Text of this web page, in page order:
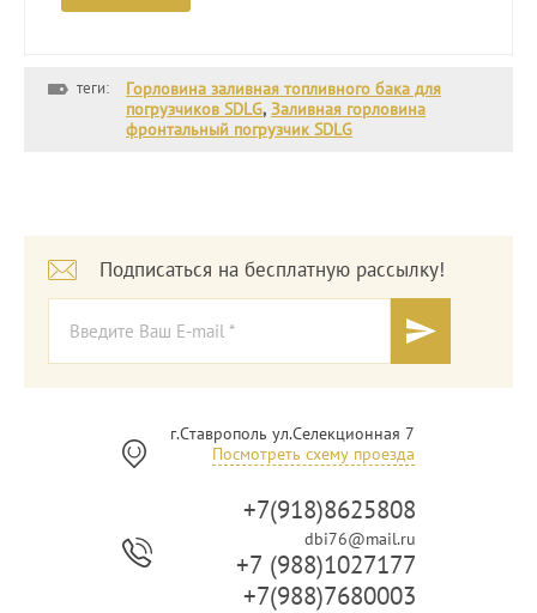
теги:
Горловина заливная топливного бака для
погрузчиков SDLG, Заливная горловина
фронтальный погрузчик SDLG
Подписаться на бесплатную рассылку!
г.Ставрополь ул.Селекционная 7
Посмотреть схему проезда
+7(918)8625808
dbi76@mail.ru
+7 (988)1027177
+7(988)7680003